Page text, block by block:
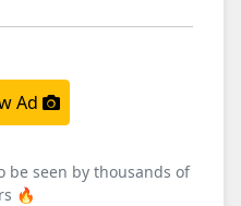
be seen by thousands of
🔥